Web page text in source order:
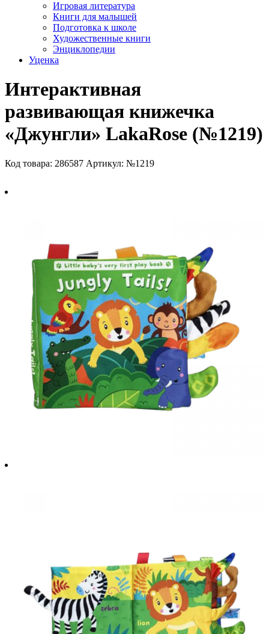
Игровая литература
Книги для малышей
Подготовка к школе
Художественные книги
Энциклопедии
Уценка
Интерактивная
развивающая книжечка
«Джунгли» LakaRose (№1219)
Код товара: 286587 Артикул: №1219